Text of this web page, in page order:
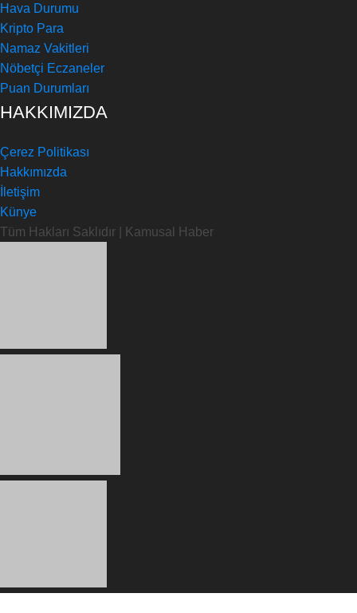
Hava Durumu
Kripto Para
Namaz Vakitleri
Nöbetçi Eczaneler
Puan Durumları
HAKKIMIZDA
Çerez Politikası
Hakkımızda
İletişim
Künye
Tüm Hakları Saklıdır | Kamusal Haber